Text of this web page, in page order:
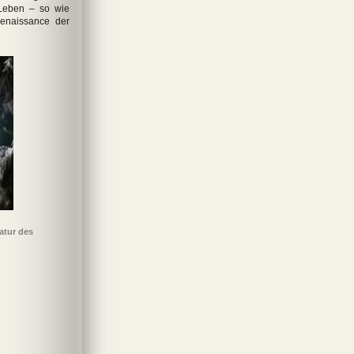
– so wie
der
des